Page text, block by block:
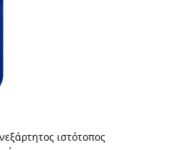
ιστότοπος